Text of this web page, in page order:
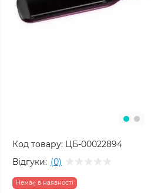
Код товару: ЦБ-00022894
Відгуки: (0)
Немає в наявності